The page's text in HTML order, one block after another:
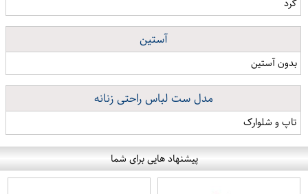
آستین
بدون آستین
مدل ست لباس راحتی زنانه
تاپ و شلوارک
پیشنهاد هایی برای شما